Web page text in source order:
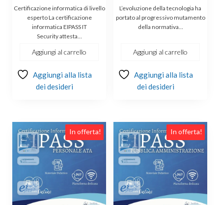
prezzo
originale
era:
€149.00.
prezzo
attuale
è:
Certificazione informatica di livello
esperto La certificazione
informatica EIPASS IT
Security attesta…
Aggiungi al carrello
Aggiungi alla lista
dei desideri
prezzo
originale
era:
prezzo
attuale
L’evoluzione della tecnologia ha
portato al progressivo mutamento
della normativa…
Aggiungi al carrello
Aggiungi alla lista
dei desideri
In offerta! In offerta!